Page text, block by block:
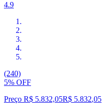
4.9
(240)
5% OFF
Preço R$ 5.832,05R$ 5.832,05